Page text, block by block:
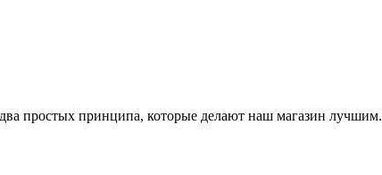
простых принципа, которые делают наш магазин лучшим.